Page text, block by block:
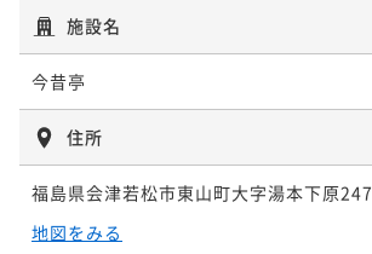
施設名
今昔亭
住所
福島県会津若松市東山町大字湯本下原247
地図をみる